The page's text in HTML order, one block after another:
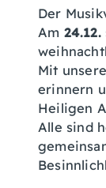
Der
Am 24.12.
Mit
erinnern
Heiligen
Alle sind